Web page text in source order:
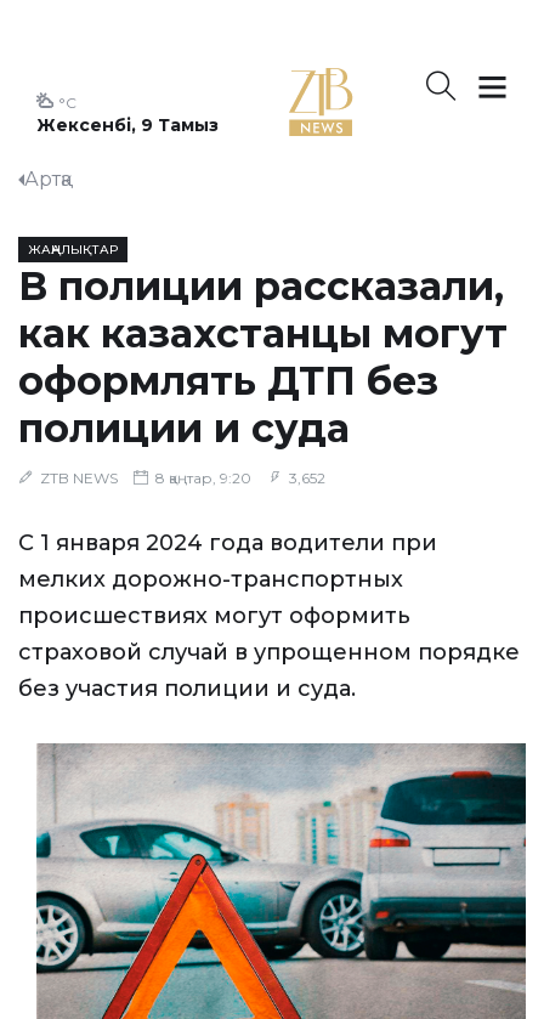
Жексенбі, 9 Тамыз
°C
Артқа
ЖАҢАЛЫҚТАР
В полиции рассказали,
как казахстанцы могут
оформлять ДТП без
полиции и суда
ZTB NEWS 8 қаңтар, 9:20 3,652
С 1 января 2024 года водители при
мелких дорожно-транспортных
происшествиях могут оформить
страховой случай в упрощенном порядке
без участия полиции и суда.